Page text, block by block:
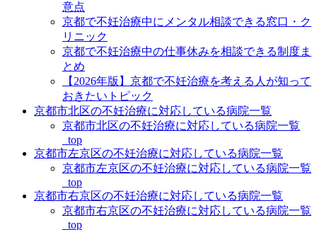
意点
京都で不妊治療中にメンタル相談できる窓口・ク
リニック
京都で不妊治療中の仕事休みを相談できる制度ま
とめ
【2026年版】京都で不妊治療を考える人が知って
おきたいトピック
京都市北区の不妊治療に対応している病院一覧
京都市北区の不妊治療に対応している病院一覧
_top
京都市左京区の不妊治療に対応している病院一覧
京都市左京区の不妊治療に対応している病院一覧
_top
京都市右京区の不妊治療に対応している病院一覧
京都市右京区の不妊治療に対応している病院一覧
_top